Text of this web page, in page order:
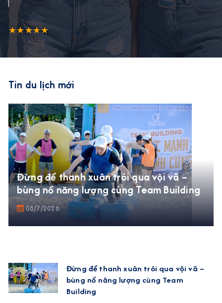
★★★★★
Tin du lịch mới
Đừng để thanh xuân trôi qua vội vã –
bùng nổ năng lượng cùng Team Building
08/7/2026
Đừng để thanh xuân trôi qua vội vã –
bùng nổ năng lượng cùng Team
Building